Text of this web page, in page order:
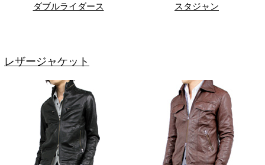
ダブルライダース スタジャン
レザージャケット